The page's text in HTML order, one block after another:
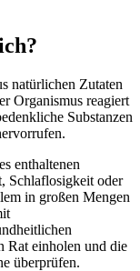
natürlichen Zutaten
Organismus reagiert
Substanzen
enthaltenen
Schlaflosigkeit oder
in großen Mengen
Rat einholen und die
überprüfen.